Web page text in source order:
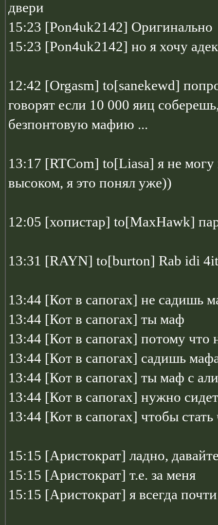
двери
15:23 [Pon4uk2142] Оригинально
15:23 [Pon4uk2142] но я хочу
12:42 [Orgasm] to[sanekewd]
говорят если 10 000 яиц
безпонтовую мафию ...
13:17 [RTCom] to[Liasa] я не
высоком, я это понял уже))
12:05 [хопистар] to[MaxHawk]
13:31 [RAYN] to[burton] Rab idi
13:44 [Кот в сапогах] не садишь
13:44 [Кот в сапогах] ты маф
13:44 [Кот в сапогах] потому что
13:44 [Кот в сапогах] садишь
13:44 [Кот в сапогах] ты маф с
13:44 [Кот в сапогах] нужно
13:44 [Кот в сапогах] чтобы
15:15 [Аристократ] ладно,
15:15 [Аристократ] т.е. за меня
15:15 [Аристократ] я всегда